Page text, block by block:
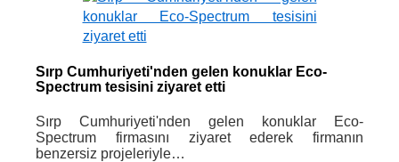
Sırp Cumhuriyeti'nden gelen konuklar Eco-
Spectrum tesisini ziyaret etti
Sırp Cumhuriyeti'nden gelen konuklar Eco-
Spectrum firmasını ziyaret ederek firmanın
benzersiz projeleriyle…